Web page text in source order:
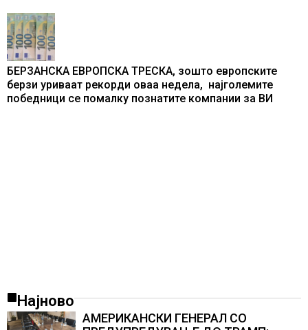
БЕРЗАНСКА ЕВРОПСКА ТРЕСКА, зошто европските
берзи уриваат рекорди оваа недела, најголемите
победници се помалку познатите компании за ВИ
Најново
АМЕРИКАНСКИ ГЕНЕРАЛ СО